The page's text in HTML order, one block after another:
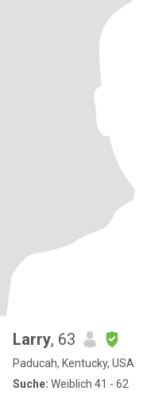
Larry, 63
Paducah, Kentucky, USA
Suche: Weiblich 41 - 62